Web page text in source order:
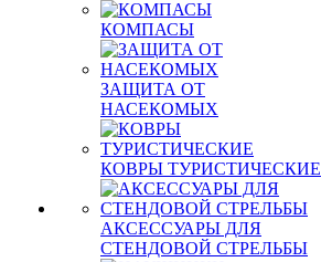
КОМПАСЫ
ЗАЩИТА ОТ
НАСЕКОМЫХ
КОВРЫ ТУРИСТИЧЕСКИЕ
АКСЕССУАРЫ ДЛЯ
СТЕНДОВОЙ СТРЕЛЬБЫ